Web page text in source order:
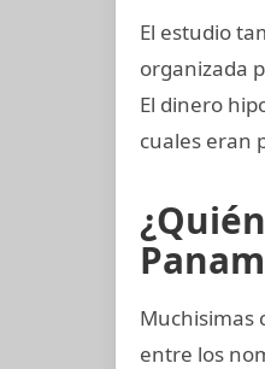
El estudio
organizada
El dinero
cuales eran
Muchisimas
entre los